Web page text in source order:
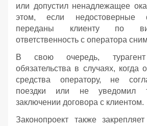
или допустил ненадлежащее
этом, если недостоверные
переданы клиенту по
ответственность с оператора
В свою очередь,
обязательства в случаях, когда
средства оператору, не
поездки или не уведомил
заключении договора с клиентом.
Законопроект также